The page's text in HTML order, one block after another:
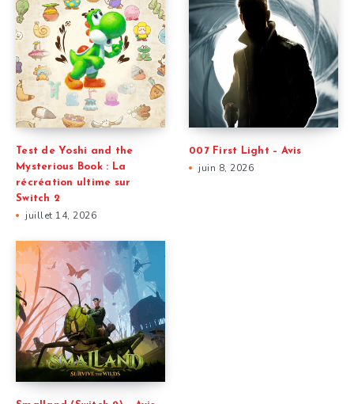
Test de Yoshi and the
Mysterious Book : La
récréation ultime sur
Switch 2
juillet 14, 2026
007 First Light – Avis
juin 8, 2026